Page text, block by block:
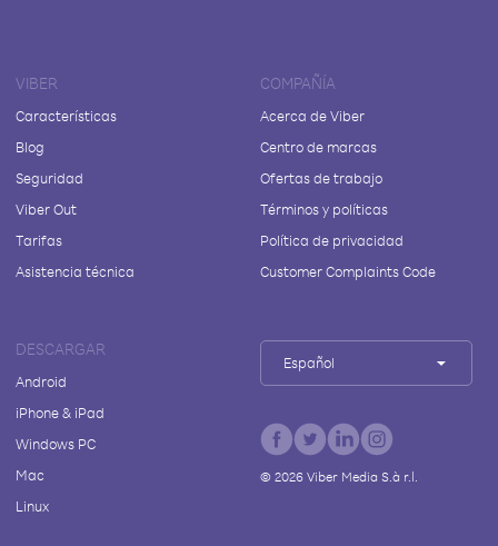
VIBER
Características
Blog
Seguridad
Viber Out
Tarifas
Asistencia técnica
COMPAÑÍA
Acerca de Viber
Centro de marcas
Ofertas de trabajo
Términos y políticas
Política de privacidad
Customer Complaints Code
DESCARGAR
Android
iPhone & iPad
Windows PC
Mac
Linux
Español
© 2026Viber Media S.à r.l.